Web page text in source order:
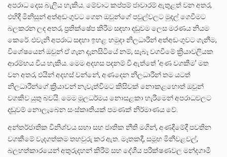
අපරාධ දෙස බැලිය හැකිය. මේවාට කප්පම් ජාවාරම් ඇතුළත් වන අතර,
එහිදී මිනිසුන් අත්අඩංගුවට ගෙන ඔවුන්ගේ පවුල්වලට මුදල් ගෙවීමට
බලකරන ලද අතර, ප්‍රතික්ෂේප කිරීම සඳහා දඬුවම ලෙස මරණය නියම
කෙරේ. එවැනි අපරාධ සඳහා ඉහළ හමුදා නිලධාරීන් අත්අඩංගුවට ගැනීම,
විශේෂයෙන් ඔවුන් ඒ ගැන දැනසිටියේ නම්, සැබෑ වගවීමේ ක්‍රියාවලියක
ආරම්භය විය හැකිය. මෙම අදහස පදනම් වී ඇත්තේ ‘අණ වගකීම’ මත
වන අතර, එයින් අදහස් වන්නේ, අණදෙන නිලධාරීන් තම යටත්
නිලධාරීන්ගේ ක්‍රියාවන් නැවැත්වීමට කිසිවක් නොකළහොත් ඔවුන්
වගකිව යුතු බවයි. මෙම මූලධර්මය නොසළකා හැරීමෙන් අපරාධවලට
දඬුවම් නොලැබෙන සංස්කෘතියක් පමණක් නිර්මාණය වේ.
අන්තර්ජාතික විනිශ්චය සභා සහ ජාතික නීති මගින්, අණදීමේදී පවතින
වගකීමේ වැදගත්කම තහවුරු කර ඇත. මෑතකදී, සමූහ මිනීවළවල්,
බලහත්කාරයෙන් අතුරුදහන් කිරීම් සහ දේශීය පරීක්ෂණවල මන්දගාමී